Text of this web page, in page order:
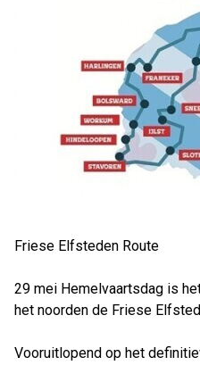
Friese Elfsteden Route
29 mei Hemelvaartsdag is
het noorden de Friese
Vooruitlopend op het